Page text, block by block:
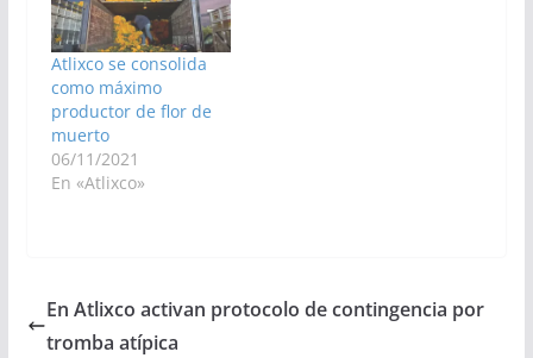
Atlixco se consolida
como máximo
productor de flor de
muerto
06/11/2021
En «Atlixco»
En Atlixco activan protocolo de contingencia por
tromba atípica